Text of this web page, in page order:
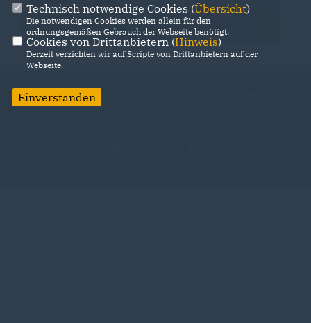
Willkommen auf der Seite von Reinhold Sendker MdB
Technisch notwendige Cookies (Übersicht)
Die notwendigen Cookies werden allein für den
ordnungsgemäßen Gebrauch der Webseite benötigt.
Cookies von Drittanbietern (Hinweis)
Derzeit verzichten wir auf Scripte von Drittanbietern auf der
Webseite.
Einverstanden